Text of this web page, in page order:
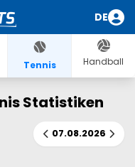
DE
Tennis Handball
Statistiken
07.08.2026